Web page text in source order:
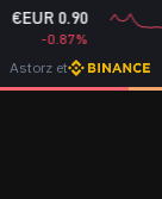
Astorz et